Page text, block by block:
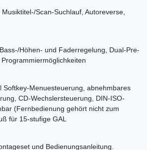
Scan-Suchlauf, Autoreverse,
Höhen- und Faderregelung, Dual-Pre-
Softkey-Menuesteuerung, abnehmbares
CD-Wechslersteuerung, DIN-ISO-
(Fernbedienung gehört nicht zum
für 15-stufige GAL
und Bedienungsanleitung.